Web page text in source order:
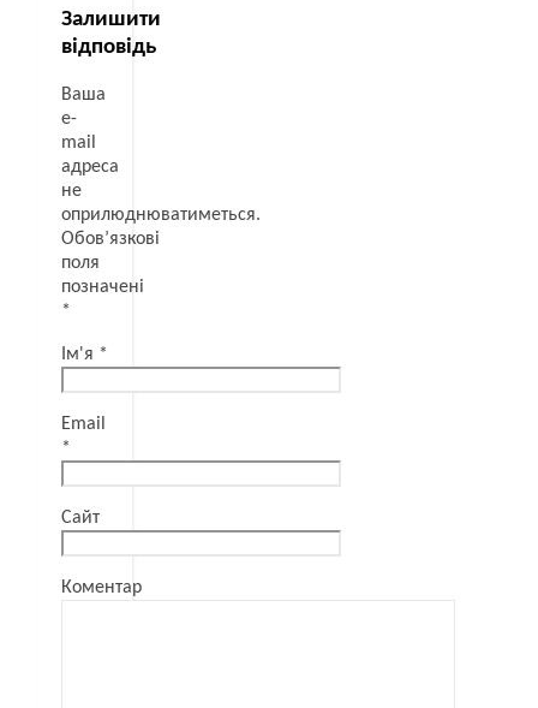
Залишити
відповідь
Ваша
e-
mail
адреса
не
оприлюднюватиметься.
Обов’язкові
поля
позначені
*
Ім'я *
Email
*
Сайт
Коментар